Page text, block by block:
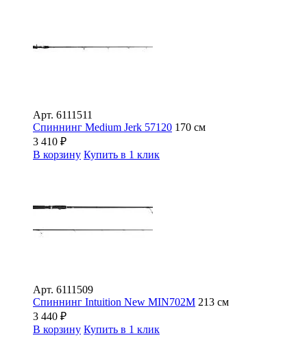
Арт. 6111511
Спиннинг Medium Jerk 57120 170 см
3 410 ₽
В корзину Купить в 1 клик
Арт. 6111509
Спиннинг Intuition New MIN702M 213 см
3 440 ₽
В корзину Купить в 1 клик